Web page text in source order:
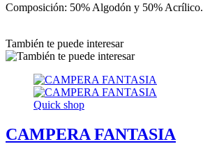
Composición: 50% Algodón y 50% Acrílico.
También te puede interesar
Quick shop
CAMPERA FANTASIA